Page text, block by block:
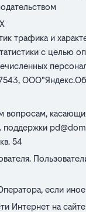
трафика и
с целью
поддержки
54
если
Интернет на